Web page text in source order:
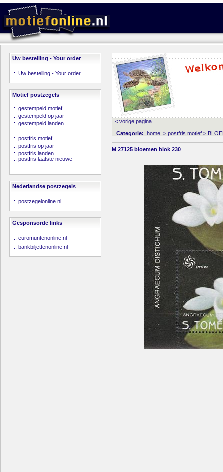
Uw bestelling - Your order
:. Uw bestelling - Your order
Motief postzegels
:. gestempeld motief
:. gestempeld op jaar
:. gestempeld landen
:. postfris motief
:. postfris op jaar
:. postfris landen
:. postfris laatste nieuwe
Nederlandse postzegels
:. postzegelonline.nl
Gesponsorde links
:. euromuntenonline.nl
:. bankbiljettenonline.nl
< vorige pagina
Categorie: home > postfris motief >
M 27125 bloemen blok 230